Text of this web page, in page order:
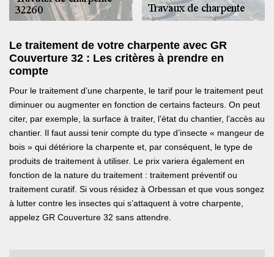
Le traitement de votre charpente avec GR
Couverture 32 : Les critères à prendre en
compte
Pour le traitement d’une charpente, le tarif pour le traitement peut
diminuer ou augmenter en fonction de certains facteurs. On peut
citer, par exemple, la surface à traiter, l’état du chantier, l’accès au
chantier. Il faut aussi tenir compte du type d’insecte « mangeur de
bois » qui détériore la charpente et, par conséquent, le type de
produits de traitement à utiliser. Le prix variera également en
fonction de la nature du traitement : traitement préventif ou
traitement curatif. Si vous résidez à Orbessan et que vous songez
à lutter contre les insectes qui s’attaquent à votre charpente,
appelez GR Couverture 32 sans attendre.